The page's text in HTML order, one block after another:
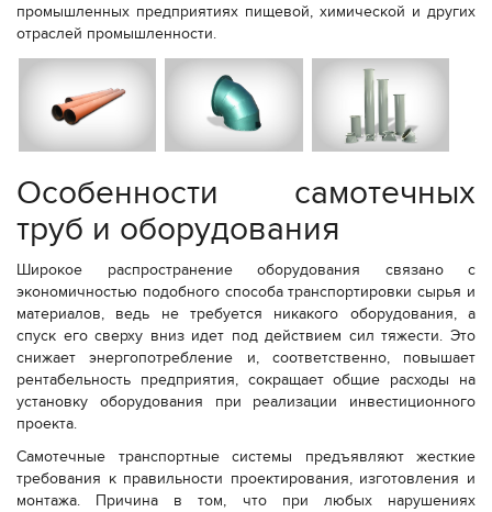
промышленных предприятиях пищевой, химической и других
отраслей промышленности.
Особенности самотечных
труб и оборудования
Широкое распространение оборудования связано с
экономичностью подобного способа транспортировки сырья и
материалов, ведь не требуется никакого оборудования, а
спуск его сверху вниз идет под действием сил тяжести. Это
снижает энергопотребление и, соответственно, повышает
рентабельность предприятия, сокращает общие расходы на
установку оборудования при реализации инвестиционного
проекта.
Самотечные транспортные системы предъявляют жесткие
требования к правильности проектирования, изготовления и
монтажа. Причина в том, что при любых нарушениях